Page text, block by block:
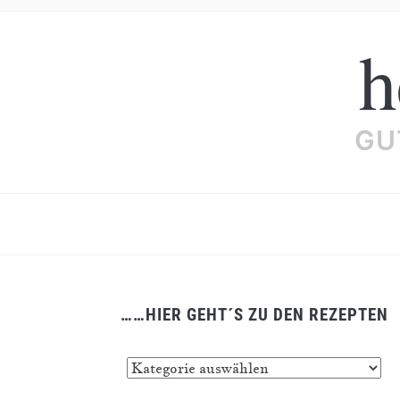
……HIER GEHT´S ZU DEN REZEPTEN